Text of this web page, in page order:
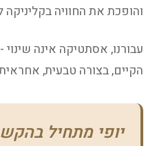
והופכת את החוויה
עבורנו, אסתטיקה אינה שינוי
הקיים, בצורה טבעית,
יופי מתחיל